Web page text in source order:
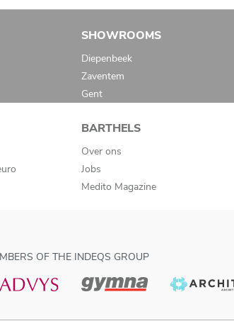
SHOWROOMS
Diepenbeek
Zaventem
Gent
BARTHELS
Over ons
Jobs
Medito Magazine
OF THE INDEQS GROUP